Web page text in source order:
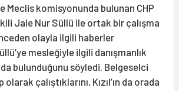
Meclis komisyonunda bulunan CHP
Jale Nur Süllü ile ortak bir çalışma
olayla ilgili haberler
mesleğiyle ilgili danışmanlık
bulunduğunu söyledi. Belgeselci
olarak çalıştıklarını, Kızıl’ın da orada